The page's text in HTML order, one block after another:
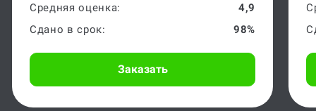
Средняя оценка:
4,9
Сдано в срок:
98%
Заказать